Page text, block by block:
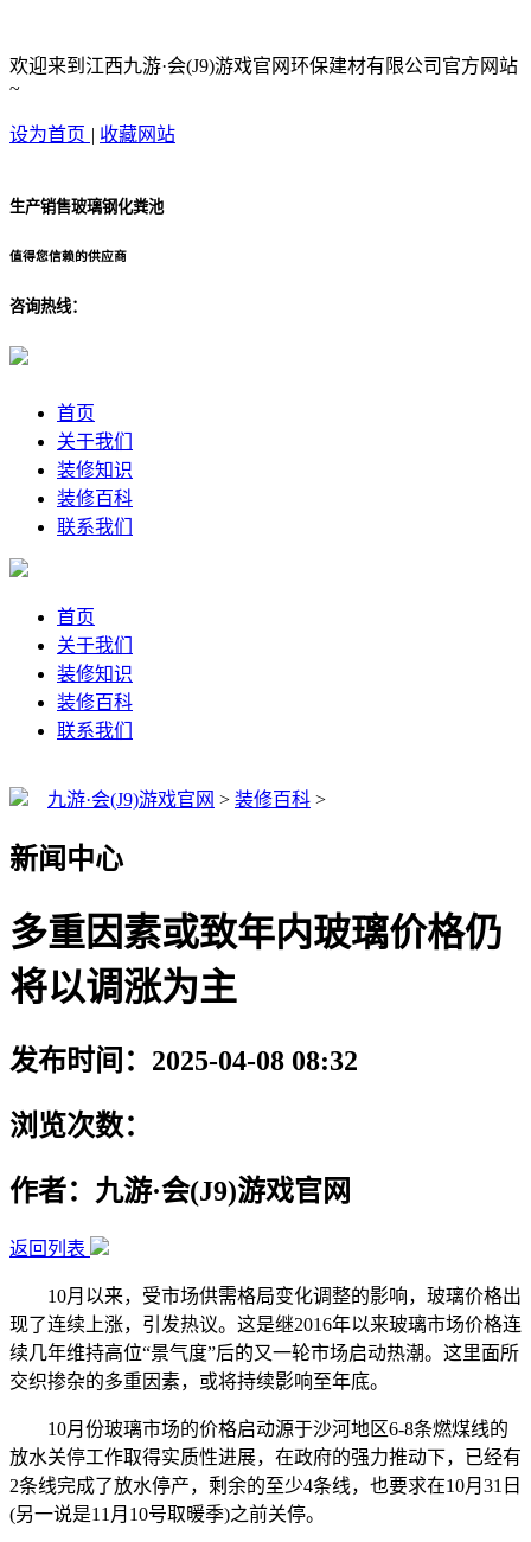
欢迎来到江西九游·会(J9)游戏官网环保建材有限公司官方网站
~
设为首页 | 收藏网站
生产销售玻璃钢化粪池
值得您信赖的供应商
咨询热线：
首页
关于我们
装修知识
装修百科
联系我们
首页
关于我们
装修知识
装修百科
联系我们
九游·会(J9)游戏官网 > 装修百科 >
新闻中心
多重因素或致年内玻璃价格仍
将以调涨为主
发布时间：2025-04-08 08:32
浏览次数：
作者：九游·会(J9)游戏官网
返回列表
10月以来，受市场供需格局变化调整的影响，玻璃价格出
现了连续上涨，引发热议。这是继2016年以来玻璃市场价格连
续几年维持高位“景气度”后的又一轮市场启动热潮。这里面所
交织掺杂的多重因素，或将持续影响至年底。
10月份玻璃市场的价格启动源于沙河地区6-8条燃煤线的
放水关停工作取得实质性进展，在政府的强力推动下，已经有
2条线完成了放水停产，剩余的至少4条线，也要求在10月31日
(另一说是11月10号取暖季)之前关停。